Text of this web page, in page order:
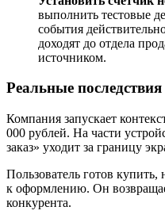
выполнить тестовые
события
доходят до отдела
источником.
Реальные
Компания запускает
000 рублей. На части
заказ» уходит за границу
Пользователь готов
к оформлению. Он
конкурента.